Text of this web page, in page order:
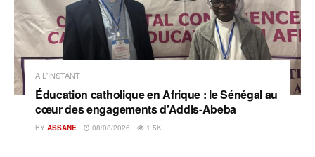
A L'INSTANT
Éducation catholique en Afrique : le Sénégal au
cœur des engagements d’Addis-Abeba
BY ASSANE 08/08/2026 1.5K